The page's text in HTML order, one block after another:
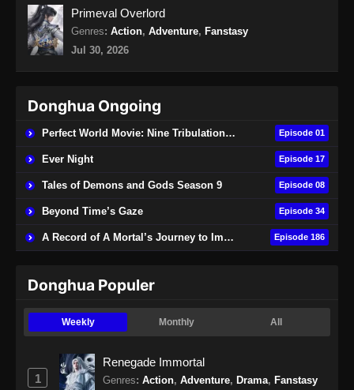
Indonesia
Eps 45 - Supreme Sword God Episode 45
Subtitle Indonesia - Agustus 29, 2024
Indonesia
Eps 46 - Supreme Sword God Episode 46
Supreme Sword God Episode 47 Subtitle
Eps 47 - Supreme Sword God Episode 47
Subtitle Indonesia - September 4, 2024
Indonesia
Eps 48 - Supreme Sword God Episode 48
Subtitle Indonesia - September 9, 2024
Supreme Sword God Episode 49 Subtitle
Indonesia
Primeval Overlord
Genres: Action, Adventure, Fanstasy
Jul 30, 2026
Donghua Ongoing
Perfect World Movie: Nine Tribulations Burning Heaven Episode 01
Ever Night Episode 17
Tales of Demons and Gods Season 9 Episode 08
Beyond Time’s Gaze Episode 34
A Record of A Mortal’s Journey to Immortality Episode 186
Donghua Populer
Weekly Monthly All
1
Renegade Immortal
Genres: Action, Adventure, Drama, Fanstasy